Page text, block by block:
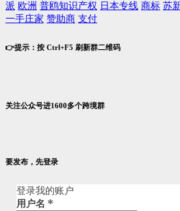
派 欧洲 普鸥知识产权 日本专线 商标 苏
一手庄家 赞助商 支付
👉提示：按 Ctrl+F5 刷新群二维码
关注公众号进1600多个跨境群
要发布，先登录
登录我的账户
用户名 *